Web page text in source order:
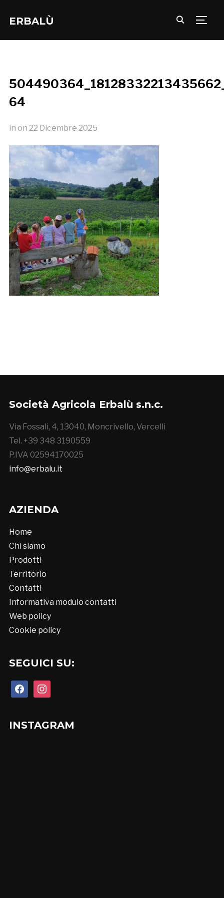
ERBALÙ
64
in on 22 Dicembre 2025
Società Agricola Erbalù s.n.c.
Via Fossali, 4, 13040, Moncrivello, Vercelli
Tel. +39 348 3190559
P.IVA 02594170025
info@erbalu.it
AZIENDA
Home
Chi siamo
Prodotti
Territorio
Contatti
Informativa modulo contatti
Web policy
Cookie policy
SEGUICI SU:
facebookinstagram
INSTAGRAM